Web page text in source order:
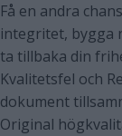
Få en andra
integritet, bygga
ta tillbaka din
Kvalitetsfel och
dokument
Original